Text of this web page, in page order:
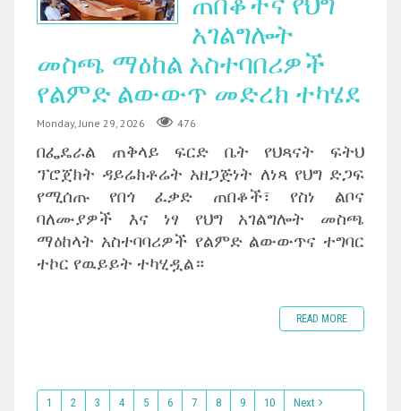
አገልግሎት
መስጫ ማዕከል አስተባበሪዎች
የልምድ ልውውጥ መድረክ ተካሄደ
Monday, June 29, 2026 476
በፌዴራል ጠቅላይ ፍርድ ቤት የህጻናት ፍትህ
ፕሮጀክት ዳይሬክቶሬት አዘጋጅነት ለነጻ የህግ ድጋፍ
የሚሰጡ የበጎ ፈቃድ ጠበቆች፣ የስነ ልቦና
ባለሙያዎች እና ነፃ የህግ አገልግሎት መስጫ
ማዕከላት አስተባባሪዎች የልምድ ልውውጥና ተግባር
ተኮር የዉይይት ተካሂዷል።
READ MORE
1 2 3 4 5 6 7 8 9 10
Next